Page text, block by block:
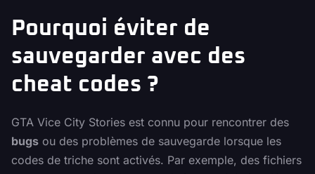
Pourquoi éviter de
sauvegarder avec des
cheat codes ?
GTA Vice City Stories est connu pour rencontrer des
bugs ou des problèmes de sauvegarde lorsque les
codes de triche sont activés. Par exemple, des fichiers